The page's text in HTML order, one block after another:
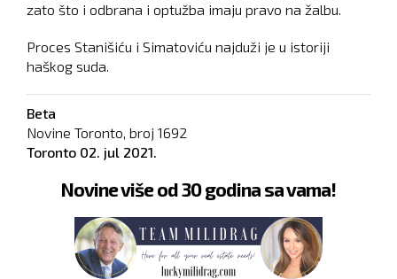
zato što i odbrana i optužba imaju pravo na žalbu.
Proces Stanišiću i Simatoviću najduži je u istoriji
haškog suda.
Beta
Novine Toronto, broj 1692
Toronto 02. jul 2021.
Novine više od 30 godina sa vama!